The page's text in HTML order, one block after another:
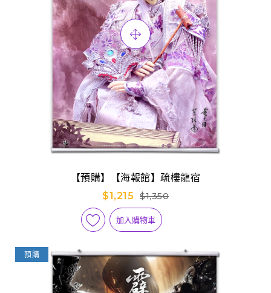
【預購】【海報館】疏樓龍宿
$1,215
$1,350
加入購物車
預購